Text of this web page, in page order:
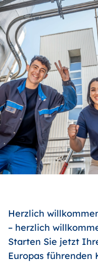
Herzlich
– herzlich
Starten Sie jetzt
Europas führenden